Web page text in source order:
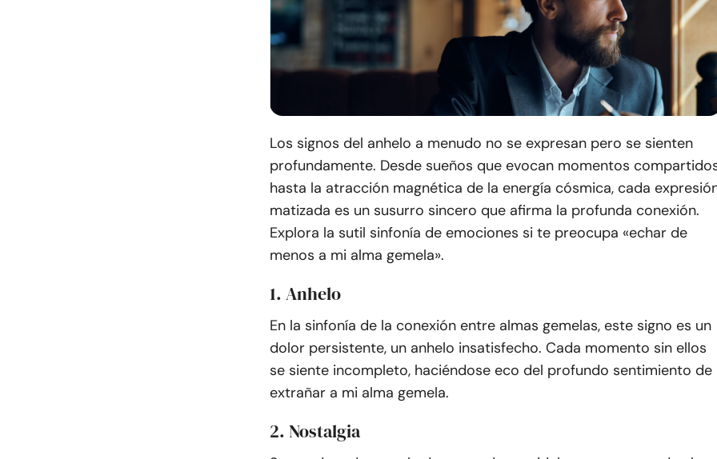
Los signos del anhelo a menudo no se expresan pero se sienten
profundamente. Desde sueños que evocan momentos
hasta la atracción magnética de la energía cósmica, cada
matizada es un susurro sincero que afirma la profunda conexión.
Explora la sutil sinfonía de emociones si te preocupa «echar de
menos a mi alma gemela».
1. Anhelo
En la sinfonía de la conexión entre almas gemelas, este signo es un
dolor persistente, un anhelo insatisfecho. Cada momento sin ellos
se siente incompleto, haciéndose eco del profundo sentimiento de
extrañar a mi alma gemela.
2. Nostalgia